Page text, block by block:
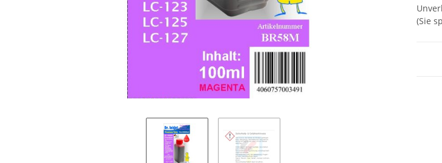
(Sie